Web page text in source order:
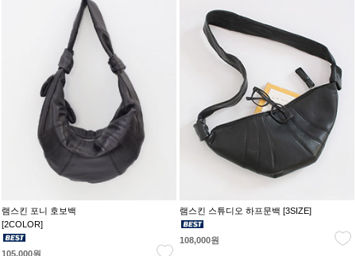
램스킨 포니 호보백
[2COLOR]
105,000원
램스킨 스튜디오 하프문백 [3SIZE]
108,000원